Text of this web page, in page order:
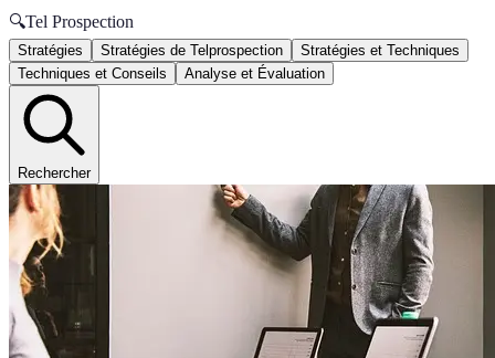
🔍Tel Prospection
Stratégies Stratégies de Telprospection
Stratégies et Techniques
Techniques et Conseils
Analyse et Évaluation
Rechercher